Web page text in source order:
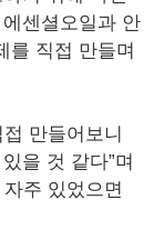
센셜오일과 안
를 직접 만들며
만들어보니
을 것 같다”며
주 있었으면